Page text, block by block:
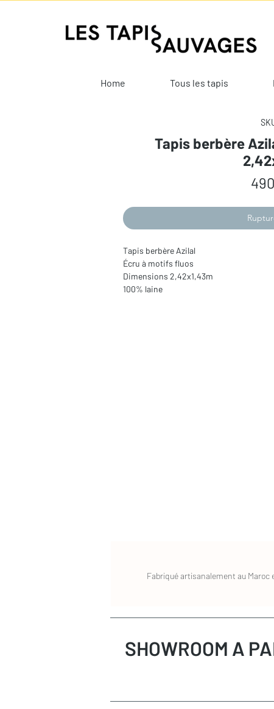
Home Tous les tapis
Tapis berbère
Tapis berbère Azilal
Écru à motifs fluos
Dimensions 2,42x1,43m
100% laine
Fabriqué artisanalement au Maroc
SHOWROOM A